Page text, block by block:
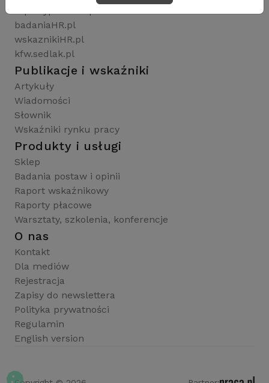
badaniaHR.pl
wskaznikiHR.pl
kfw.sedlak.pl
Publikacje i wskaźniki
Artykuły
Wiadomości
Słownik
Wskaźniki rynku pracy
Produkty i usługi
Sklep
Badania postaw i opinii
Raport wskaźnikowy
Raporty płacowe
Warsztaty, szkolenia, konferencje
O nas
Kontakt
Dla mediów
Rejestracja
Zapisy do newslettera
Polityka prywatności
Regulamin
English version